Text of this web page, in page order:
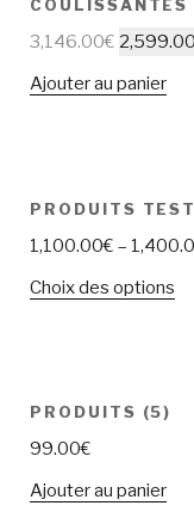
3,146.00€
Ajouter au panier
PRODUITS TEST
1,100.00€ –
Choix des options
PRODUITS (5)
99.00€
Ajouter au panier